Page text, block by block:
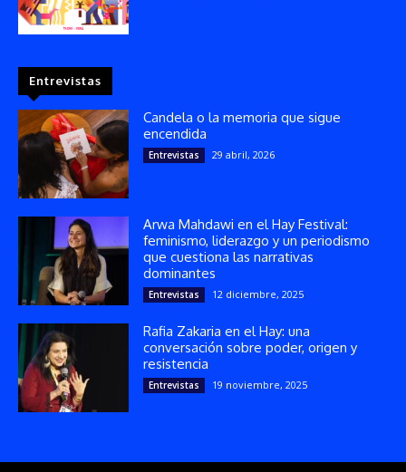
Entrevistas
Candela o la memoria que sigue
encendida
Entrevistas 29 abril, 2026
Arwa Mahdawi en el Hay Festival:
feminismo, liderazgo y un periodismo
que cuestiona las narrativas
dominantes
Entrevistas 12 diciembre, 2025
Rafia Zakaria en el Hay: una
conversación sobre poder, origen y
resistencia
Entrevistas 19 noviembre, 2025